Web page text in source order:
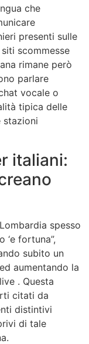
che
presenti sulle
scommesse
rimane però
parlare
vocale o
tipica delle
stazioni
italiani:
spesso
‘e fortuna”,
subito un
aumentando la
. Questa
citati da
distintivi
di tale